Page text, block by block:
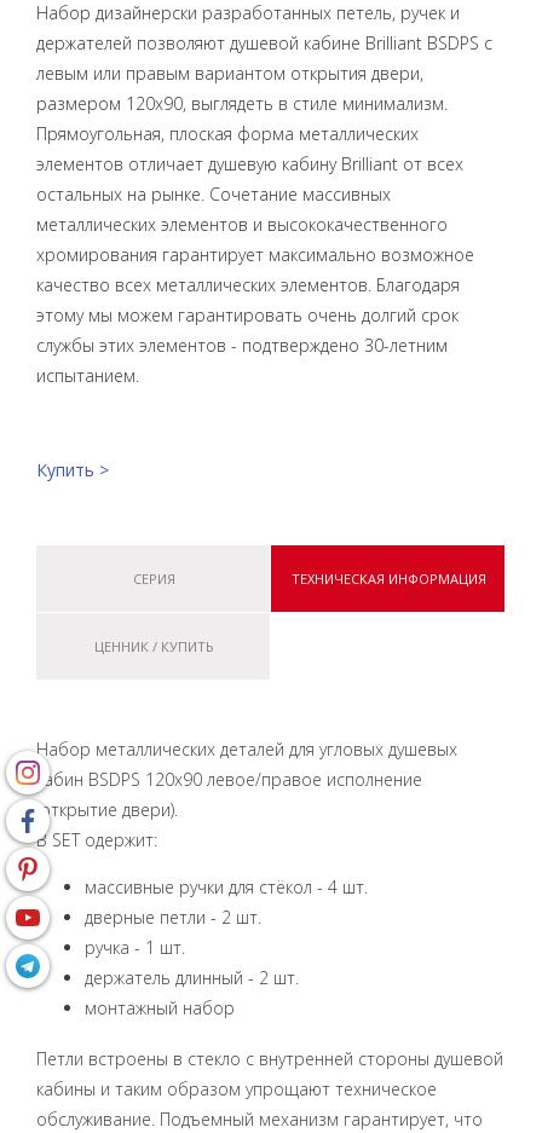
Набор дизайнерски разработанных петель, ручек и
держателей позволяют душевой кабине Brilliant BSDPS с
левым или правым вариантом открытия двери,
размером 120x90, выглядеть в стиле минимализм.
Прямоугольная, плоская форма металлических
элементов отличает душевую кабину Brilliant от всех
остальных на рынке. Сочетание массивных
металлических элементов и высококачественного
хромирования гарантирует максимально возможное
качество всех металлических элементов. Благодаря
этому мы можем гарантировать очень долгий срок
службы этих элементов - подтверждено 30-летним
испытанием.
Купить >
СЕРИЯ ТЕХНИЧЕСКАЯ ИНФОРМАЦИЯ
ЦЕННИК / КУПИТЬ
Набор металлических деталей для угловых душевых
кабин BSDPS 120x90 левое/правое исполнение
(открытие двери).
B SET одержит:
массивные ручки для стёкол - 4 шт.
дверные петли - 2 шт.
ручка - 1 шт.
держатель длинный - 2 шт.
монтажный набор
Петли встроены в стекло с внутренней стороны душевой
кабины и таким образом упрощают техническое
обслуживание. Подъемный механизм гарантирует, что